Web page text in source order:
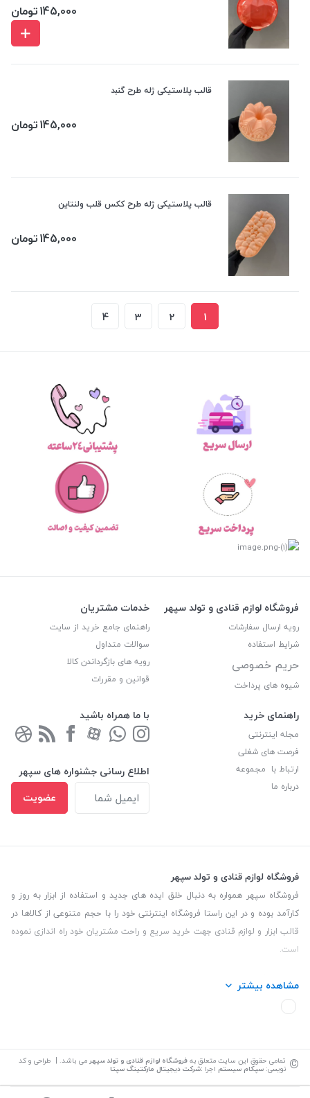
145,000تومان
قالب پلاستیکی ژله طرح گنبد
145,000تومان
قالب پلاستیکی ژله طرح ککس قلب ولنتاین
145,000تومان
1
2
3
4
فروشگاه لوازم قنادی و تولد سپهر
رویه ارسال سفارشات
شرایط استفاده
حریم خصوصی
شیوه های پرداخت
خدمات مشتریان
راهنمای جامع خرید از سایت
سوالات متداول
رویه های بازگرداندن کالا
قوانین و مقررات
راهنمای خرید
مجله اینترنتی
فرصت های شغلی
ارتباط با مجموعه
درباره ما
با ما همراه باشید
اطلاع رسانی جشنواره های سپهر
عضویت
فروشگاه لوازم قنادی و تولد سپهر
فروشگاه سپهر همواره به دنبال خلق ایده های جدید و استفاده از ابزار به روز و
کارآمد بوده و در این راستا فروشگاه اینترنتی خود را با حجم متنوعی از کالاها در
قالب ابزار و لوازم قنادی جهت خرید سریع و راحت مشتریان خود راه اندازی نموده
است.
این فروشگاه تمام تلاش خود را نموده تا کالاهایی با کیفیت و با حداقل قیمت
عرضه نماید.
مشاهده بیشتر
© تمامی حقوق این سایت متعلق بهفروشگاه لوازم قنادی و تولد سپهر می باشد. | طراحی و کد
نویسی: سپکام سیستم اجرا :شرکت دیجیتال مارکتینگ سپتا